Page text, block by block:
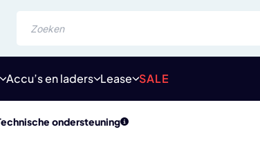
Accu’s en laders Lease SALE
ondersteuning